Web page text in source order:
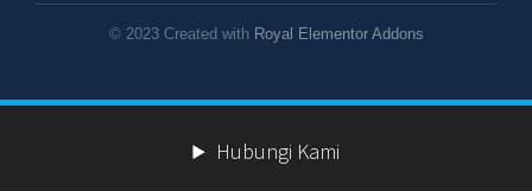
© 2023 Created with Royal Elementor Addons
Hubungi Kami